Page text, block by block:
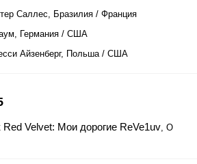
Саллес, Бразилия / Франция
Германия / США
Айзенберг, Польша / США
Velvet: Мои дорогие ReVe1uv, О